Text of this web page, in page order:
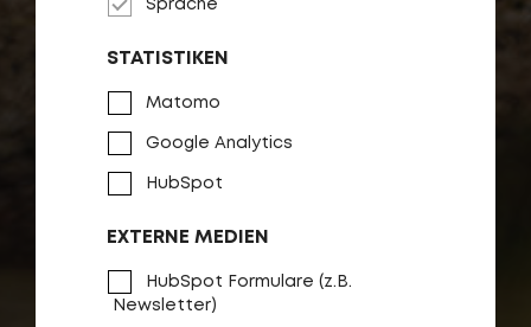
Sprache
STATISTIKEN
Matomo
Google Analytics
HubSpot
EXTERNE MEDIEN
HubSpot Formulare (z.B.
Newsletter)